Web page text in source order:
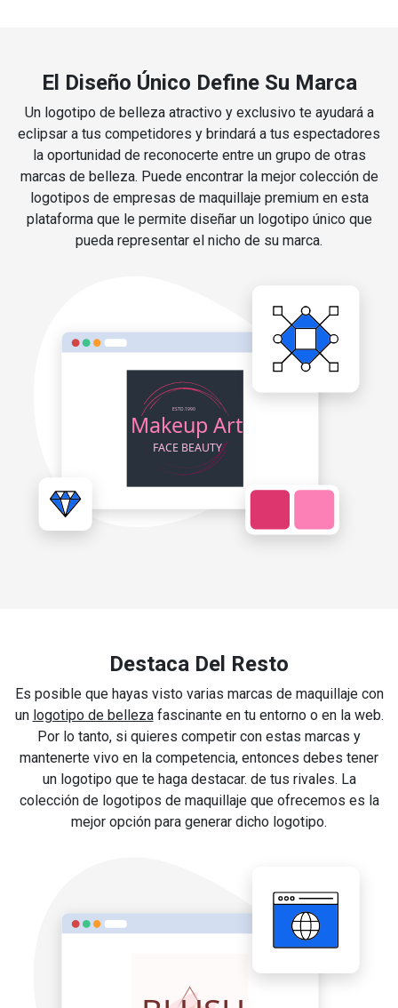
El Diseño Único Define Su Marca
Un logotipo de belleza atractivo y exclusivo te ayudará a
eclipsar a tus competidores y brindará a tus espectadores
la oportunidad de reconocerte entre un grupo de otras
marcas de belleza. Puede encontrar la mejor colección de
logotipos de empresas de maquillaje premium en esta
plataforma que le permite diseñar un logotipo único que
pueda representar el nicho de su marca.
Destaca Del Resto
Es posible que hayas visto varias marcas de maquillaje con
un logotipo de bellezafascinante en tu entorno o en la web.
Por lo tanto, si quieres competir con estas marcas y
mantenerte vivo en la competencia, entonces debes tener
un logotipo que te haga destacar. de tus rivales. La
colección de logotipos de maquillaje que ofrecemos es la
mejor opción para generar dicho logotipo.